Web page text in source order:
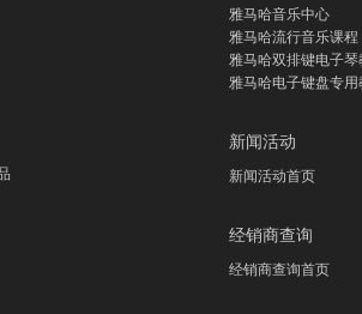
雅马哈音乐中心
雅马哈流行音乐课程
雅马哈双排键电子
雅马哈电子键盘专用
新闻活动
新闻活动首页
经销商查询
经销商查询首页